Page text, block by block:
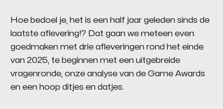
Hoe bedoel je, het is een half jaar geleden sinds de
laatste aflevering!? Dat gaan we meteen even
goedmaken met drie afleveringen rond het einde
van 2025, te beginnen met een uitgebreide
vragenronde, onze analyse van de Game Awards
en een hoop ditjes en datjes.